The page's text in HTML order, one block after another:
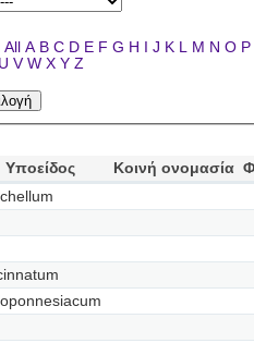
All A B C D E F G H I J K L M N O P
U V W X Y Z
Υποείδος Κοινή ονομασία